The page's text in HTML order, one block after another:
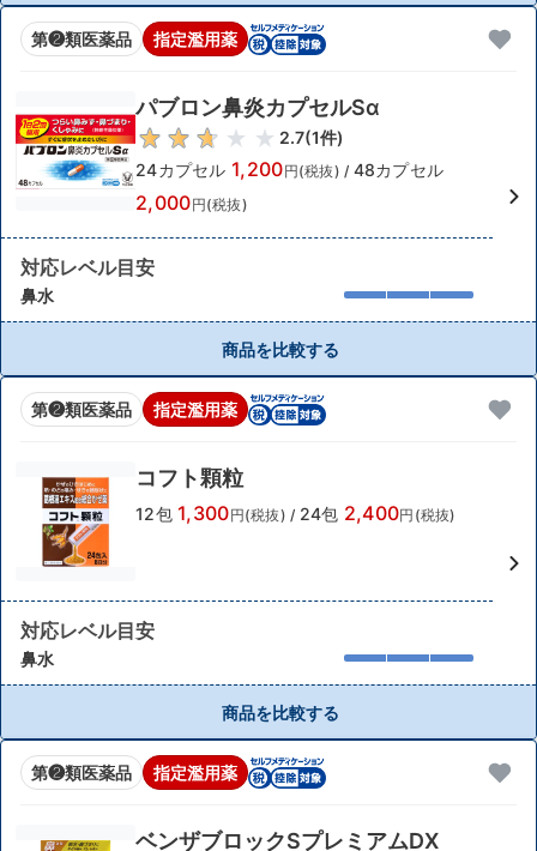
第❷類医薬品 指定濫用薬
パブロン鼻炎カプセルSα
2.7(1件)
24カプセル 1,200円(税抜) / 48カプセル
2,000円(税抜)
対応レベル目安
鼻水
商品を比較する
第❷類医薬品 指定濫用薬
コフト顆粒
12包 1,300円(税抜) / 24包 2,400円(税抜)
対応レベル目安
鼻水
商品を比較する
第❷類医薬品 指定濫用薬
ベンザブロックSプレミアムDX